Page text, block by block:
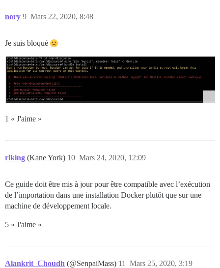
nory Mars 22, 2020, 8:48
9
Je suis bloqué
1 « J'aime »
riking (Kane York) Mars 24, 2020, 12:09
10
Ce guide doit être mis à jour pour être compatible avec l’exécution
de l’importation dans une installation Docker plutôt que sur une
machine de développement locale.
5 « J'aime »
Alankrit_Choudh (@SenpaiMass) Mars 25, 2020, 3:19
11